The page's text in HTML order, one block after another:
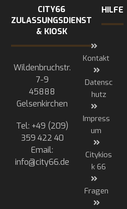
CITY66
ZULASSUNGSDIENST
& KIOSK
Wildenbruchstr.
7-9
45888
Gelsenkirchen
Tel: +49 (209)
359 422 40
Email:
info@city66.de
HILFE
Kontakt
Datensc
hutz
Impress
um
Citykios
k 66
Fragen